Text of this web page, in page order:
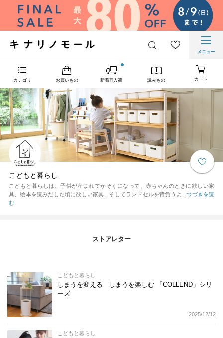
メニュー
カテゴリ お買いもの 新着再入荷 読みもの カート
こどもと暮らし
こどもと暮らしは、子供が産まれてかぞくになって、赤ちゃんのときに欲しい家
具、絵本を読みだした頃に欲しい家具、そしてランドセルを背負うよ...つづきを読
む
ストアレター
こどもと暮らし
しまうを変える しまうを楽しむ 「COLLEND」シリ
ーズ
2025/12/12
こどもと暮らし